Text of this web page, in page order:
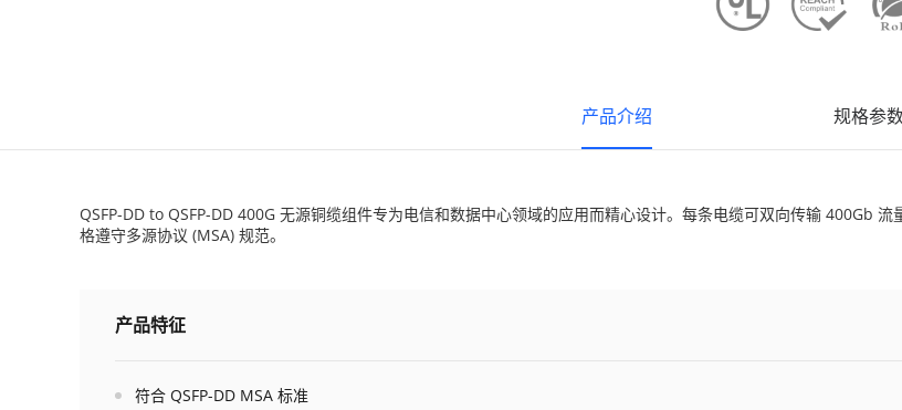
产品介绍 规格参
QSFP-DD to QSFP-DD 400G 无源铜缆组件专为电信和数据中心领域的应用而精心设计。每条电缆可双向传输 400Gb
格遵守多源协议 (MSA) 规范。
产品特征
符合 QSFP-DD MSA 标准